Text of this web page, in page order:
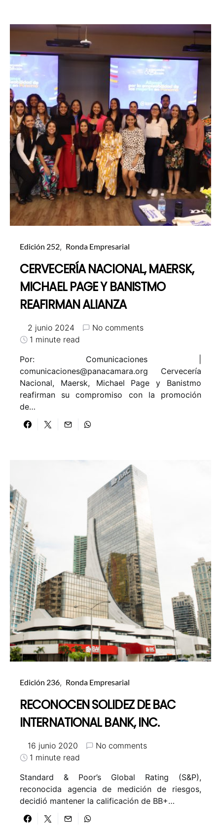
Edición 252 Ronda Empresarial
CERVECERÍA NACIONAL, MAERSK,
MICHAEL PAGE Y BANISTMO
REAFIRMAN ALIANZA
2 junio 2024
No comments
1 minute read
Por: Comunicaciones |
comunicaciones@panacamara.org Cervecería
Nacional, Maersk, Michael Page y Banistmo
reafirman su compromiso con la promoción
de…
Edición 236 Ronda Empresarial
RECONOCEN SOLIDEZ DE BAC
INTERNATIONAL BANK, INC.
16 junio 2020
No comments
1 minute read
Standard & Poor’s Global Rating (S&P),
reconocida agencia de medición de riesgos,
decidió mantener la calificación de BB+…